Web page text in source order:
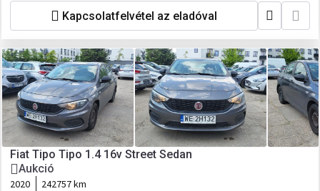
Kapcsolatfelvétel az eladóval
Fiat Tipo Tipo 1.4 16v Street Sedan
Aukció
2020
242757 km